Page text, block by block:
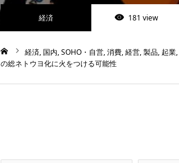
経済 181 view
経済 国内 SOHO・自営 消費 経営 製品 起業
の総ネトウヨ化に火をつける可能性